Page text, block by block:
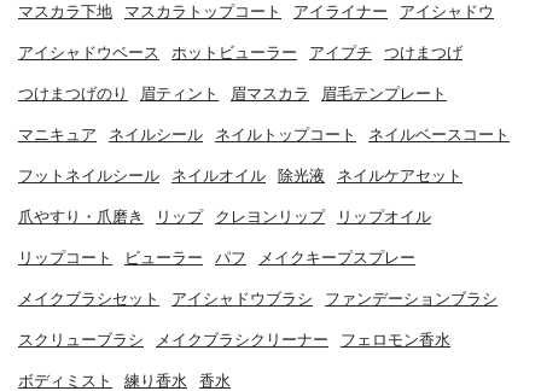
マスカラ下地 マスカラトップコート アイライナー アイシャドウ
アイシャドウベース ホットビューラー アイプチ つけまつげ
つけまつげのり 眉ティント 眉マスカラ 眉毛テンプレート
マニキュア ネイルシール ネイルトップコート ネイルベースコート
フットネイルシール ネイルオイル 除光液 ネイルケアセット
爪やすり・爪磨き リップ クレヨンリップ リップオイル
リップコート ビューラー パフ メイクキープスプレー
メイクブラシセット アイシャドウブラシ ファンデーションブラシ
スクリューブラシ メイクブラシクリーナー フェロモン香水
ボディミスト 練り香水 香水